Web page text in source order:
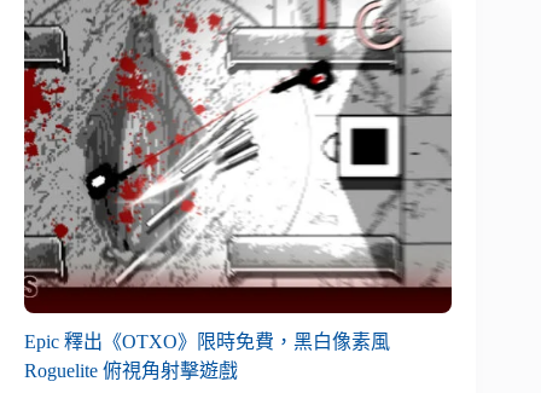
Epic 釋出《OTXO》限時免費，黑白像素風
Roguelite 俯視角射擊遊戲